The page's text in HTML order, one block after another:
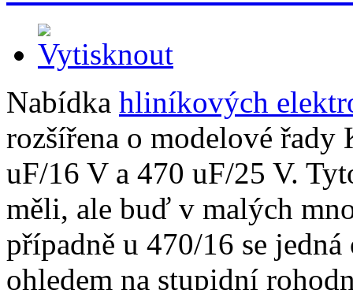
Nabídka hliníkových
rozšířena o modelové
uF/16 V a 470 uF/25 V.
měli, ale buď v malých
případně u 470/16 se
ohledem na stupidní